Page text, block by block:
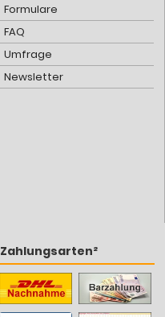
Formulare
FAQ
Umfrage
Newsletter
Zahlungsarten²